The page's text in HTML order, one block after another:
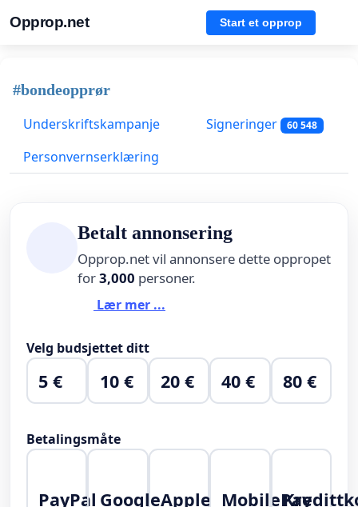
Opprop.net Start et opprop
#bondeopprør
Underskriftskampanje
Signeringer 60 548
Personvernserklæring
Betalt annonsering
Opprop.net vil annonsere dette oppropet
for3,000 personer.
Lær mer ...
Velg budsjettet ditt
5 € 10 € 20 € 40 € 80 €
Betalingsmåte
PayPal GoogleApple MobilePay